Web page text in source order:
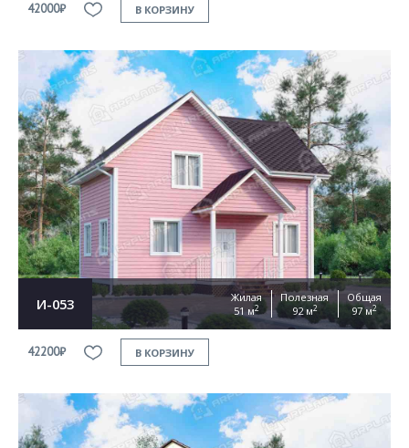
42000₽ В КОРЗИНУ
И-053
Жилая
51 м2
Полезная
92 м2
Общая
97 м2
42200₽ В КОРЗИНУ